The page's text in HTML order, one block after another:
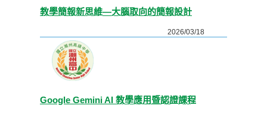
教學簡報新思維—大腦取向的簡報設計
2026/03/18
Google Gemini AI 教學應用暨認證課程